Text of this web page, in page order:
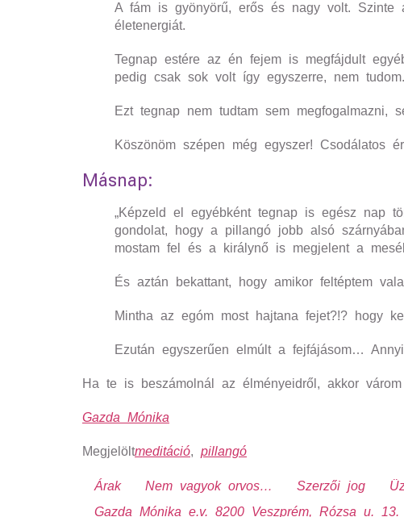
A fám is gyönyörű, erős és nagy volt. Szinte
életenergiát.
Tegnap estére az én fejem is megfájdult
pedig csak sok volt így egyszerre, nem
Ezt tegnap nem tudtam sem
Köszönöm szépen még egyszer! Csodálatos
Másnap:
„Képzeld el egyébként tegnap is egész nap
gondolat, hogy a pillangó jobb alsó
mostam fel és a királynő is megjelent a
És aztán bekattant, hogy amikor feltéptem
Mintha az egóm most hajtana fejet?!? hogy
Ezután egyszerűen elmúlt a fejfájásom…
Ha te is beszámolnál az élményeidről, akkor várom
Gazda Mónika
Megjelöltmeditáció, pillangó
Árak Nem vagyok orvos… Szerzői jog
Gazda Mónika e.v. 8200 Veszprém, Rózsa u. 13.